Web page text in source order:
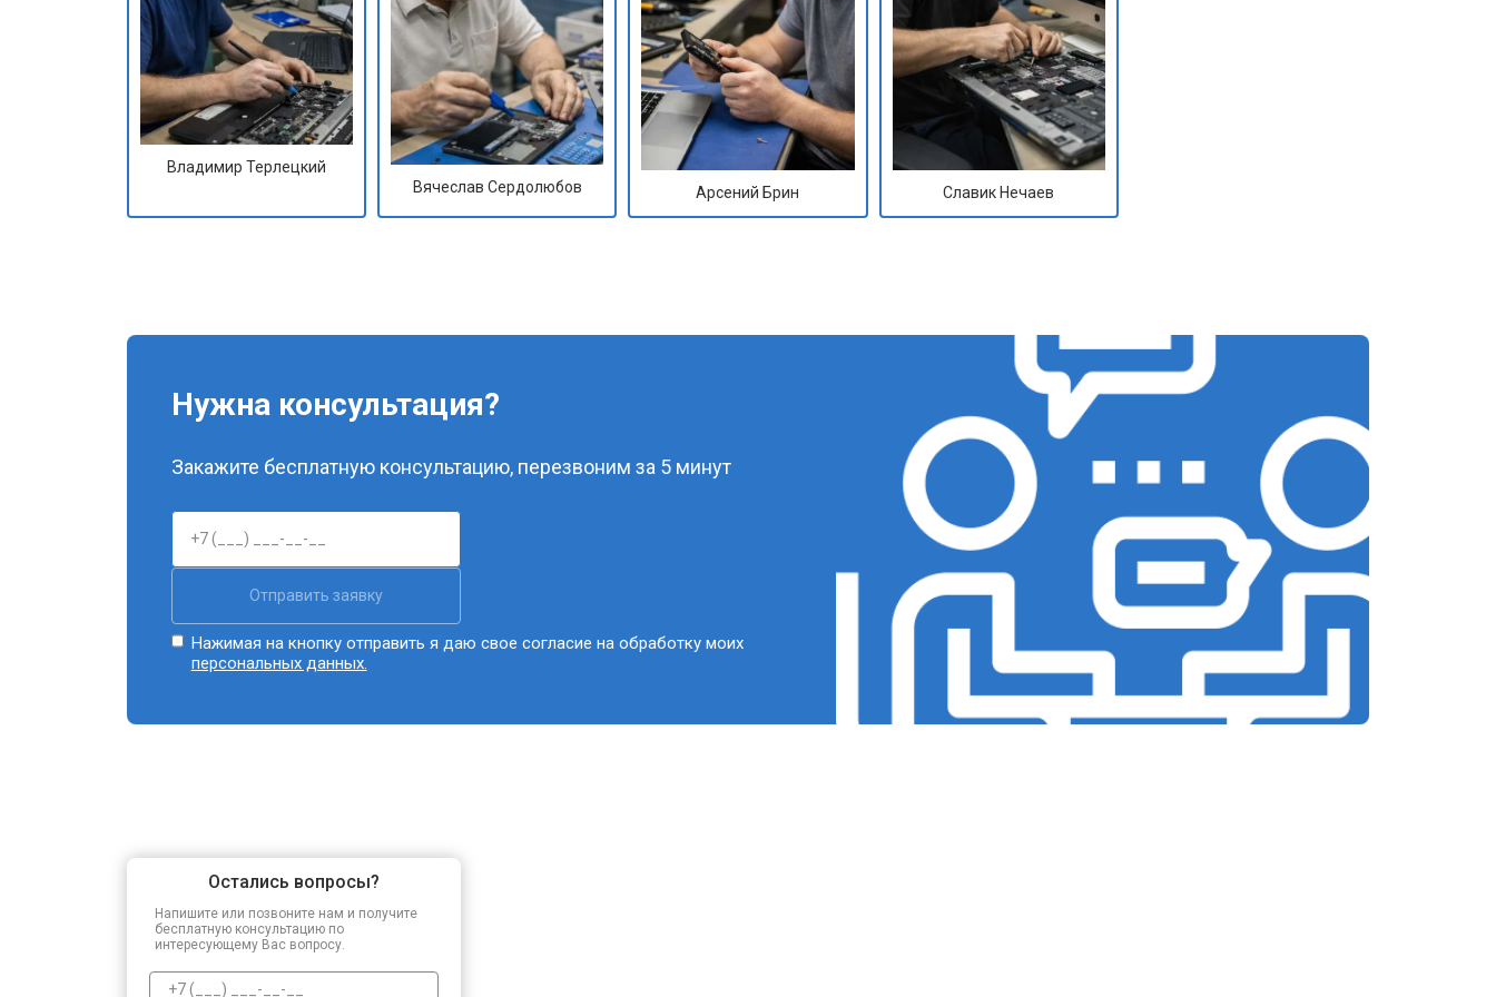
Владимир Терлецкий
Вячеслав Сердолюбов
Арсений Брин Славик Нечаев
Нужна консультация?
Закажите бесплатную консультацию, перезвоним за 5 минут
Отправить заявку
Нажимая на кнопку отправить я даю свое согласие на обработку моих
персональных данных.
Остались вопросы?
Напишите или позвоните нам и получите
бесплатную консультацию по
интересующему Вас вопросу.